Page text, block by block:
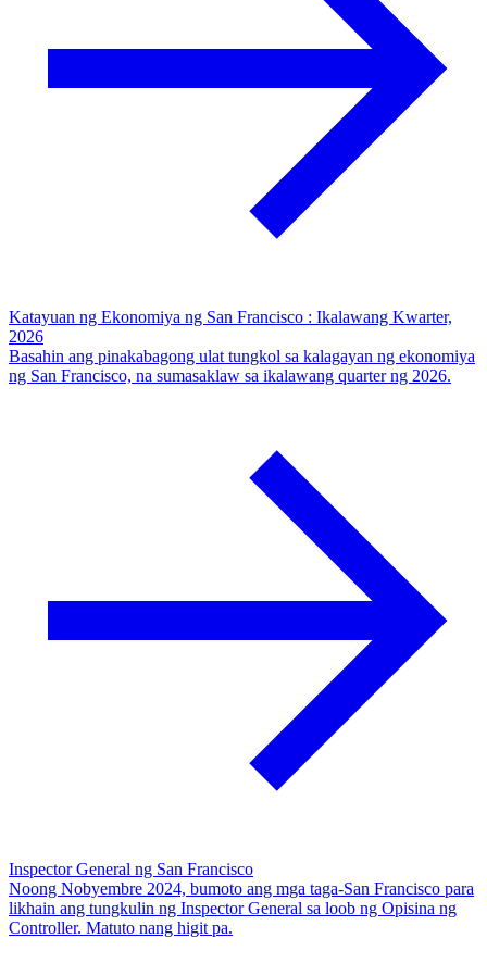
Katayuan ng Ekonomiya ng San Francisco : Ikalawang Kwarter,
2026
Basahin ang pinakabagong ulat tungkol sa kalagayan ng ekonomiya
ng San Francisco, na sumasaklaw sa ikalawang quarter ng 2026.
Inspector General ng San Francisco
Noong Nobyembre 2024, bumoto ang mga taga-San Francisco para
likhain ang tungkulin ng Inspector General sa loob ng Opisina ng
Controller. Matuto nang higit pa.